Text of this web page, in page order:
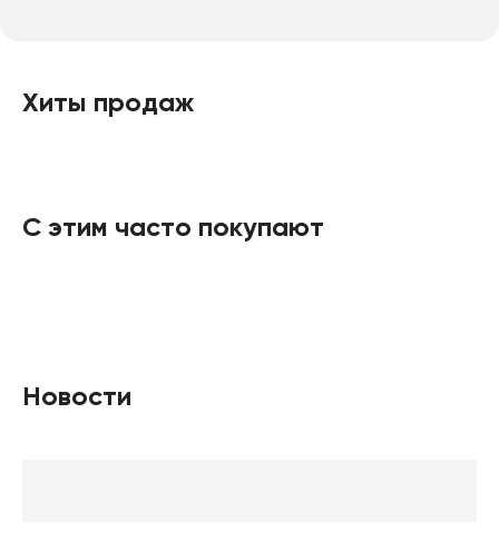
Хиты продаж
С этим часто покупают
Новости